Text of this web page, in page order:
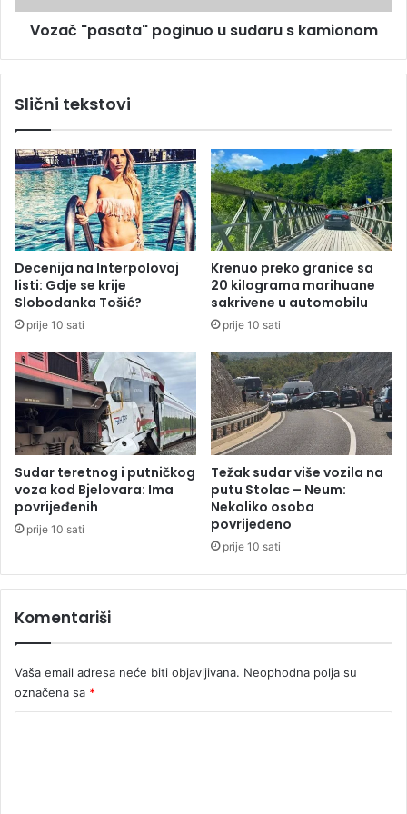
i
a
e
,
v
o
d
o
c
r
i
l
i
š
t
e
i
š
e
t
a
š
e
s
p
i
n
u
o
u
u
d
r
u
s
k
m
i
o
n
o
m
Vozač "pasata" poginuo u sudaru s kamionom
Slični tekstovi
Decenija na Interpolovoj
listi: Gdje se krije
Slobodanka Tošić?
prije 10 sati
Krenuo preko granice sa
20 kilograma marihuane
sakrivene u automobilu
prije 10 sati
Sudar teretnog i putničkog
voza kod Bjelovara: Ima
povrijeđenih
prije 10 sati
Težak sudar više vozila na
putu Stolac – Neum:
Nekoliko osoba
povrijeđeno
prije 10 sati
Komentariši
Vaša email adresa neće biti objavljivana. Neophodna polja su
označena sa *